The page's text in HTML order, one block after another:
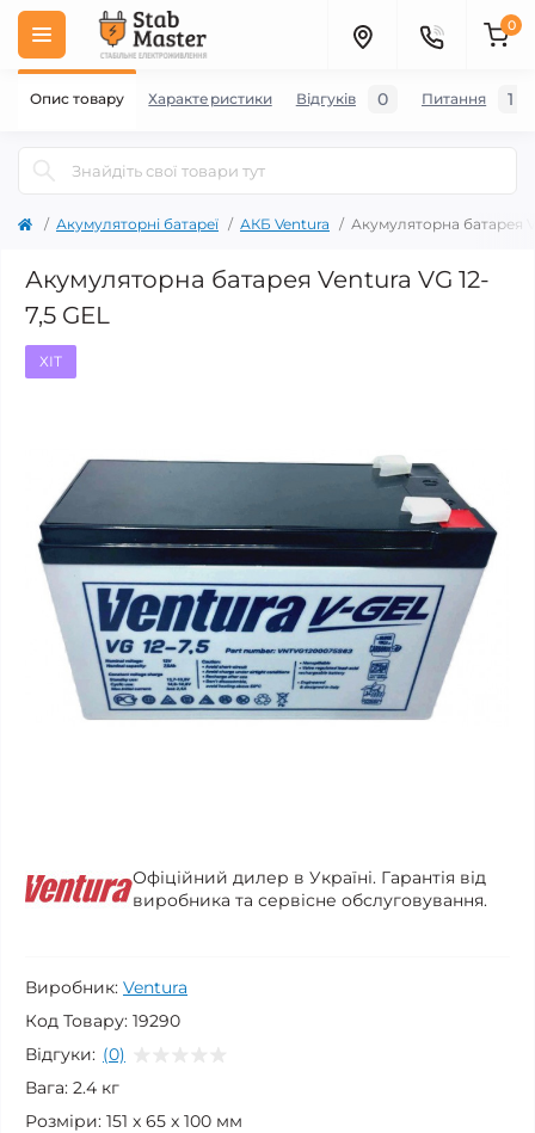
0
Акумуляторні батареї АКБ Ventura Акумуляторна батарея
Акумуляторна батарея Ventura VG 12-
7,5 GEL
ХІТ
Офіційний дилер в Україні. Гарантія від
виробника та сервісне обслуговування.
Виробник: Ventura
Код Товару: 19290
Відгуки: (0)
Вага: 2.4 кг
Розміри: 151 x 65 x 100 мм
Опис товару Характеристики Відгуків 0 Питання 1